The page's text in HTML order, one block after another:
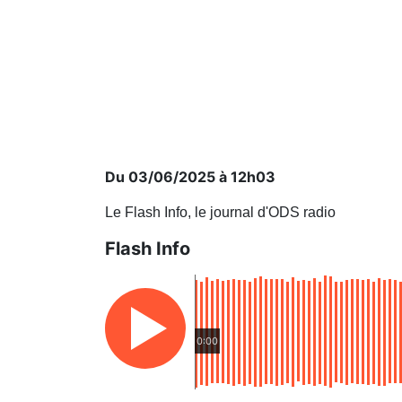
Du 03/06/2025 à 12h03
Le Flash Info, le journal d'ODS radio
Flash Info
0:00